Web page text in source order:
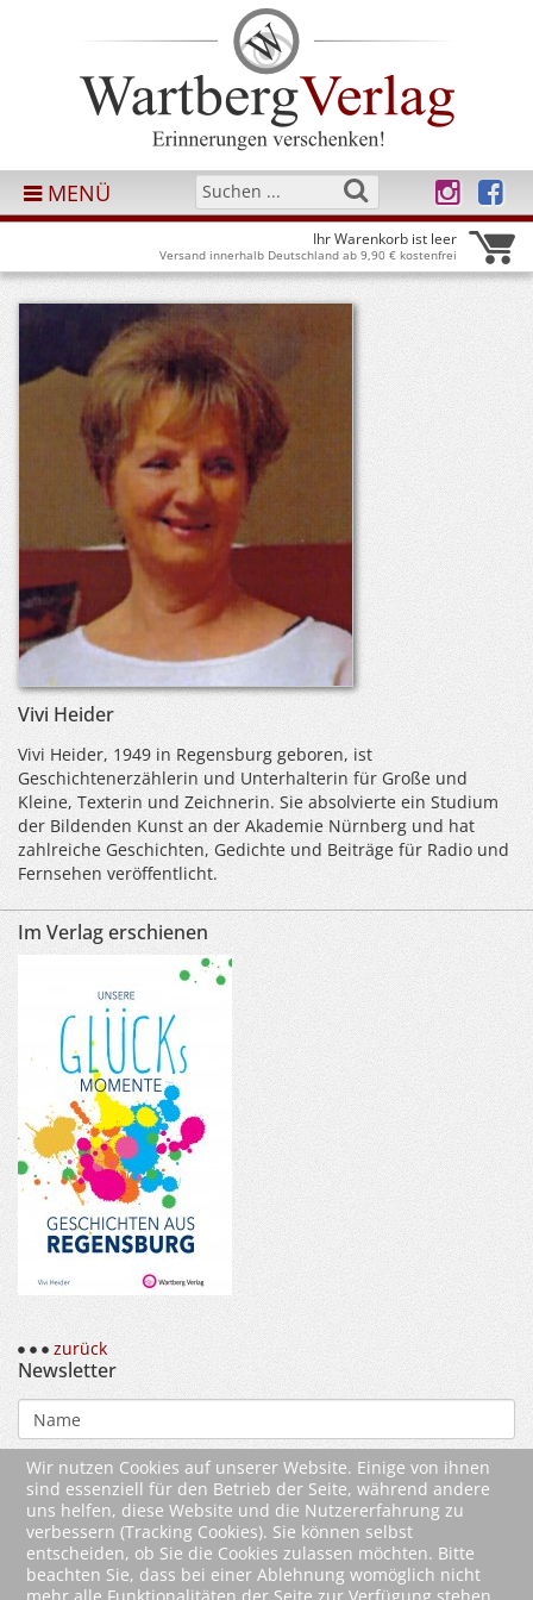
MENÜ
Ihr Warenkorb ist leer
Versand innerhalb Deutschland ab 9,90 € kostenfrei
Vivi Heider
Vivi Heider, 1949 in Regensburg geboren, ist
Geschichtenerzählerin und Unterhalterin für Große und
Kleine, Texterin und Zeichnerin. Sie absolvierte ein Studium
der Bildenden Kunst an der Akademie Nürnberg und hat
zahlreiche Geschichten, Gedichte und Beiträge für Radio und
Fernsehen veröffentlicht.
Im Verlag erschienen
zurück
Newsletter
Wir nutzen Cookies auf unserer Website. Einige von ihnen
sind essenziell für den Betrieb der Seite, während andere
uns helfen, diese Website und die Nutzererfahrung zu
verbessern (Tracking Cookies). Sie können selbst
entscheiden, ob Sie die Cookies zulassen möchten. Bitte
beachten Sie, dass bei einer Ablehnung womöglich nicht